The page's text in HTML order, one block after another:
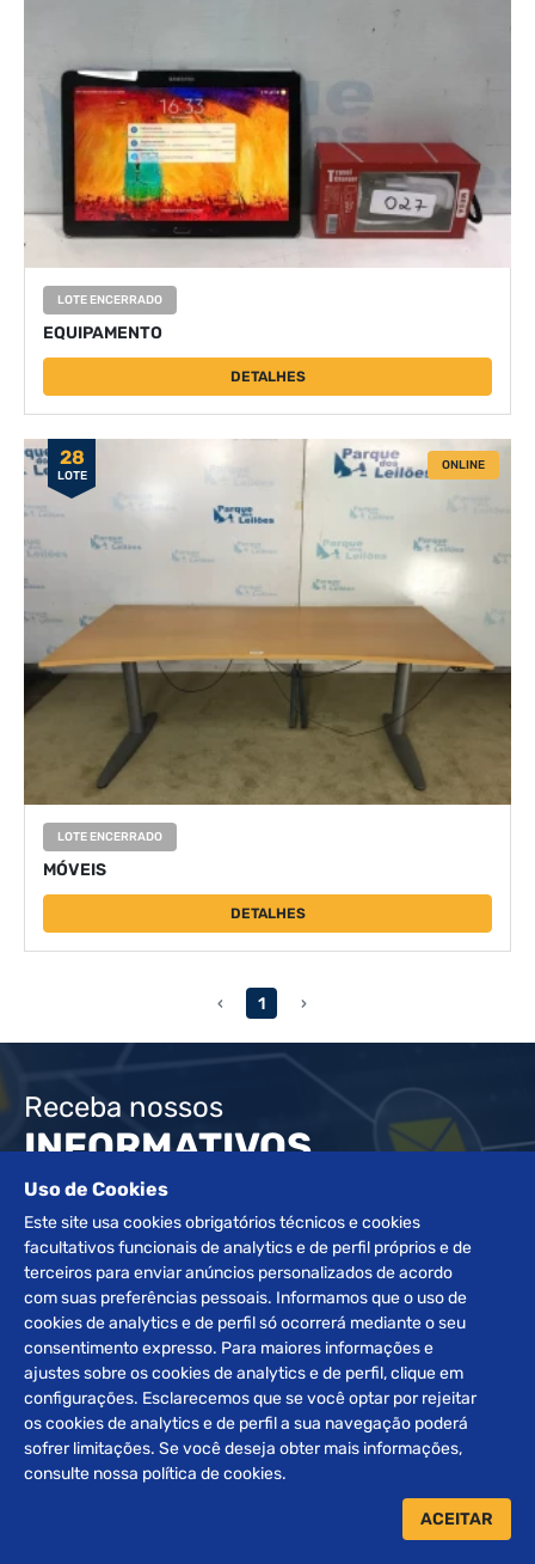
LOTE ENCERRADO
EQUIPAMENTO
DETALHES
28
LOTE
ONLINE
LOTE ENCERRADO
MÓVEIS
DETALHES
‹ 1 ›
Receba nossos
INFORMATIVOS
Desde 1972 atuando e buscando sempre a excelência no
segmento de leilões, a família Braggio orgulha-se de ser
referência e uma organização de grande destaque no setor.
Uso de Cookies
Este site usa cookies obrigatórios técnicos e cookies
facultativos funcionais de analytics e de perfil próprios e de
terceiros para enviar anúncios personalizados de acordo
com suas preferências pessoais. Informamos que o uso de
cookies de analytics e de perfil só ocorrerá mediante o seu
consentimento expresso. Para maiores informações e
ajustes sobre os cookies de analytics e de perfil, clique em
configurações. Esclarecemos que se você optar por rejeitar
os cookies de analytics e de perfil a sua navegação poderá
sofrer limitações. Se você deseja obter mais informações,
consulte nossa política de cookies.
ACEITAR